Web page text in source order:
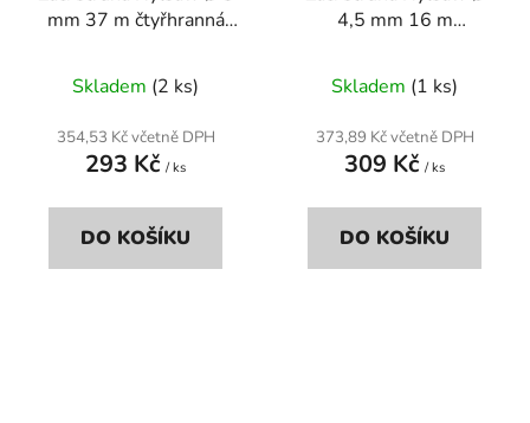
mm 37 m čtyřhranná
Skladem (2 ks)
354,53 Kč včetně DPH
293 Kč / ks
DO KOŠÍKU
4,5 mm 16 m
Skladem (1 ks)
373,89 Kč včetně DPH
309 Kč / ks
DO KOŠÍKU